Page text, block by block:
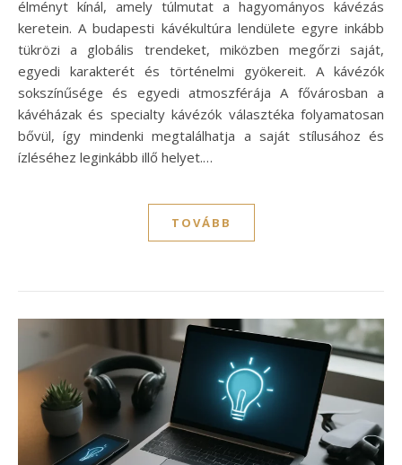
élményt kínál, amely túlmutat a hagyományos kávézás
keretein. A budapesti kávékultúra lendülete egyre inkább
tükrözi a globális trendeket, miközben megőrzi saját,
egyedi karakterét és történelmi gyökereit. A kávézók
sokszínűsége és egyedi atmoszférája A fővárosban a
kávéházak és specialty kávézók választéka folyamatosan
bővül, így mindenki megtalálhatja a saját stílusához és
ízléséhez leginkább illő helyet.…
TOVÁBB